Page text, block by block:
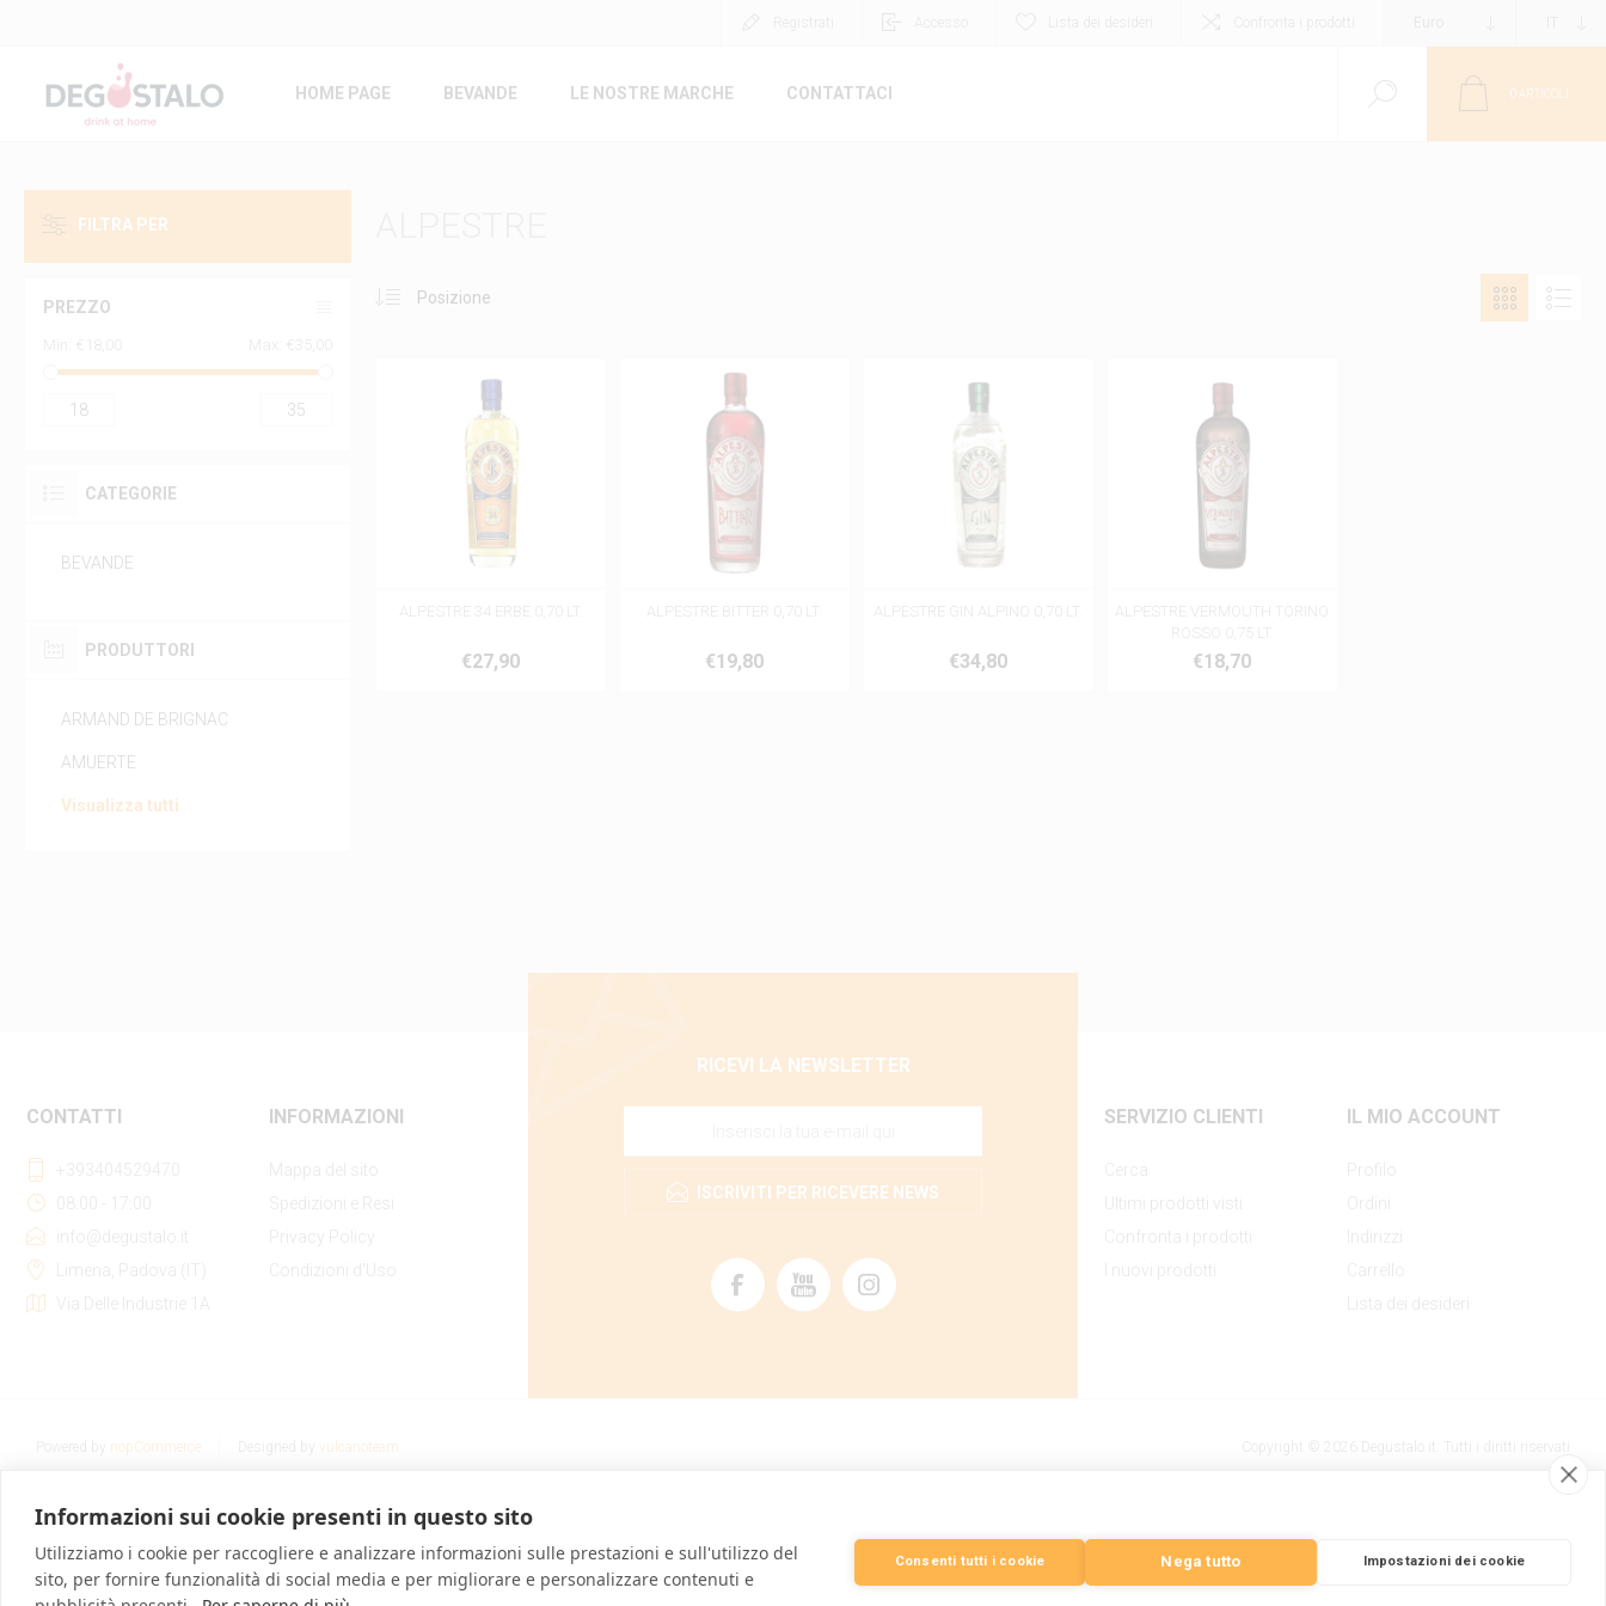
HOME PAGE BEVANDE LE NOSTRE MARCHE CONTATTACI 0 ARTICOLI
ALPESTRE 34 ERBE 0,70 LT.
€27,90
ALPESTRE BITTER 0,70 LT.
€19,80
ALPESTRE GIN ALPINO 0,70 LT.
€34,80
ALPESTRE VERMOUTH TORINO
ROSSO 0,75 LT.
€18,70
FILTRA PER
PREZZO
Min: €18,00 Max: €35,00
18 35
CATEGORIE
BEVANDE
PRODUTTORI
ARMAND DE BRIGNAC
AMUERTE
Visualizza tutti
RICEVI LA NEWSLETTER
ISCRIVITI PER RICEVERE NEWS
CONTATTI
+393404529470
08:00 - 17:00
info@degustalo.it
Limena, Padova (IT)
Via Delle Industrie 1A
INFORMAZIONI
Mappa del sito
Spedizioni e Resi
Privacy Policy
Condizioni d'Uso
SERVIZIO CLIENTI
Cerca
Ultimi prodotti visti
Confronta i prodotti
I nuovi prodotti
IL MIO ACCOUNT
Profilo
Ordini
Indirizzi
Carrello
Lista dei desideri
Powered by nopCommerce Designed by vulcanoteam Copyright © 2026 Degustalo.it. Tutti i diritti riservati
Informazioni sui cookie presenti in questo sito
Utilizziamo i cookie per raccogliere e analizzare informazioni sulle prestazioni e sull'utilizzo del
sito, per fornire funzionalità di social media e per migliorare e personalizzare contenuti e
Consenti tutti i cookie Nega tutto Impostazioni dei cookie